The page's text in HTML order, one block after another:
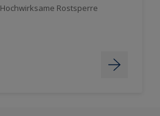
Hochwirksame Rostsperre